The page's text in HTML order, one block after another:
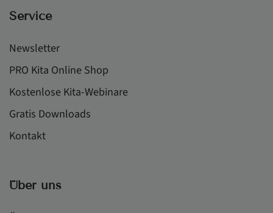
Service
Newsletter
PRO Kita Online Shop
Kostenlose Kita-Webinare
Gratis Downloads
Kontakt
Über uns